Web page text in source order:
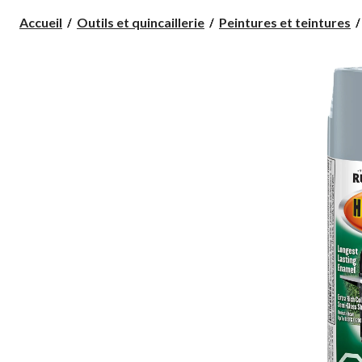
Accueil Outils et quincaillerie Peintures et teintures